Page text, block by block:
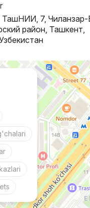
7, Чиланзар-
район, Ташкент,